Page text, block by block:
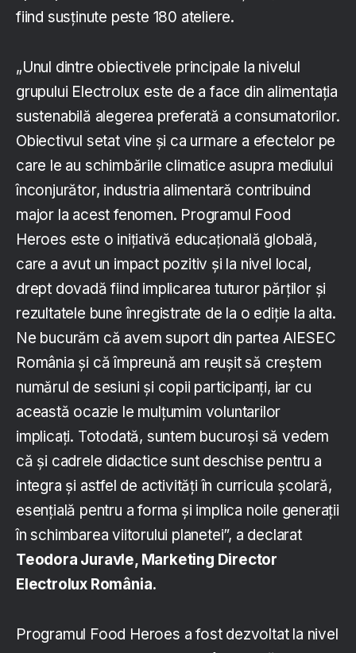
fiind susținute peste 180 ateliere.
„Unul dintre obiectivele principale la nivelul
grupului Electrolux este de a face din alimentația
sustenabilă alegerea preferată a consumatorilor.
Obiectivul setat vine și ca urmare a efectelor pe
care le au schimbările climatice asupra mediului
înconjurător, industria alimentară contribuind
major la acest fenomen. Programul Food
Heroes este o inițiativă educațională globală,
care a avut un impact pozitiv și la nivel local,
drept dovadă fiind implicarea tuturor părților și
rezultatele bune înregistrate de la o ediție la alta.
Ne bucurăm că avem suport din partea AIESEC
România și că împreună am reușit să creștem
numărul de sesiuni și copii participanți, iar cu
această ocazie le mulțumim voluntarilor
implicați. Totodată, suntem bucuroși să vedem
că și cadrele didactice sunt deschise pentru a
integra și astfel de activități în curricula școlară,
esențială pentru a forma și implica noile generații
în schimbarea viitorului planetei”, a declarat
Teodora Juravle, Marketing Director
Electrolux România.
Programul Food Heroes a fost dezvoltat la nivel